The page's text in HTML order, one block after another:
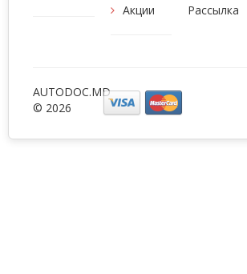
Акции
Рассылка
AUTODOC.MD
© 2026